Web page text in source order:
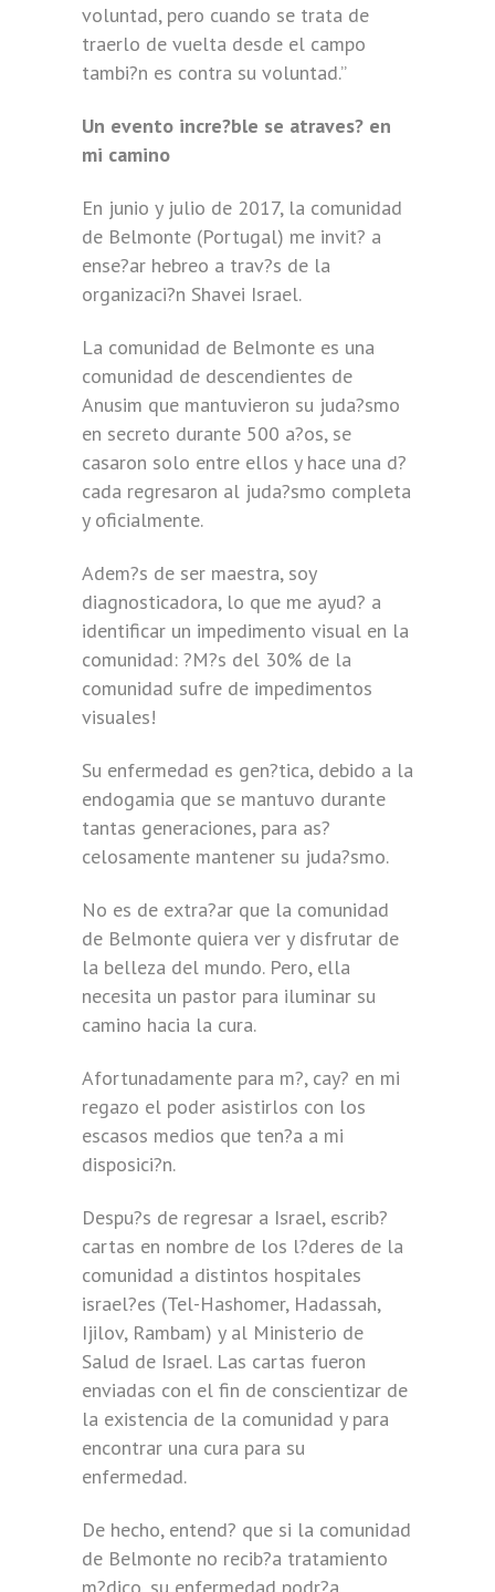
voluntad, pero cuando se trata de
traerlo de vuelta desde el campo
tambi?n es contra su voluntad.”
Un evento incre?ble se atraves? en
mi camino
En junio y julio de 2017, la comunidad
de Belmonte (Portugal) me invit? a
ense?ar hebreo a trav?s de la
organizaci?n Shavei Israel.
La comunidad de Belmonte es una
comunidad de descendientes de
Anusim que mantuvieron su juda?smo
en secreto durante 500 a?os, se
casaron solo entre ellos y hace una d?
cada regresaron al juda?smo completa
y oficialmente.
Adem?s de ser maestra, soy
diagnosticadora, lo que me ayud? a
identificar un impedimento visual en la
comunidad: ?M?s del 30% de la
comunidad sufre de impedimentos
visuales!
Su enfermedad es gen?tica, debido a la
endogamia que se mantuvo durante
tantas generaciones, para as?
celosamente mantener su juda?smo.
No es de extra?ar que la comunidad
de Belmonte quiera ver y disfrutar de
la belleza del mundo. Pero, ella
necesita un pastor para iluminar su
camino hacia la cura.
Afortunadamente para m?, cay? en mi
regazo el poder asistirlos con los
escasos medios que ten?a a mi
disposici?n.
Despu?s de regresar a Israel, escrib?
cartas en nombre de los l?deres de la
comunidad a distintos hospitales
israel?es (Tel-Hashomer, Hadassah,
Ijilov, Rambam) y al Ministerio de
Salud de Israel. Las cartas fueron
enviadas con el fin de conscientizar de
la existencia de la comunidad y para
encontrar una cura para su
enfermedad.
De hecho, entend? que si la comunidad
de Belmonte no recib?a tratamiento